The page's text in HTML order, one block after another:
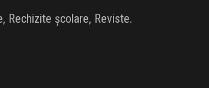
Rechizite școlare, Reviste.